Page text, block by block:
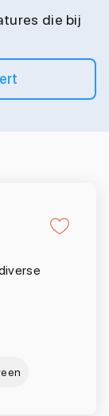
die bij